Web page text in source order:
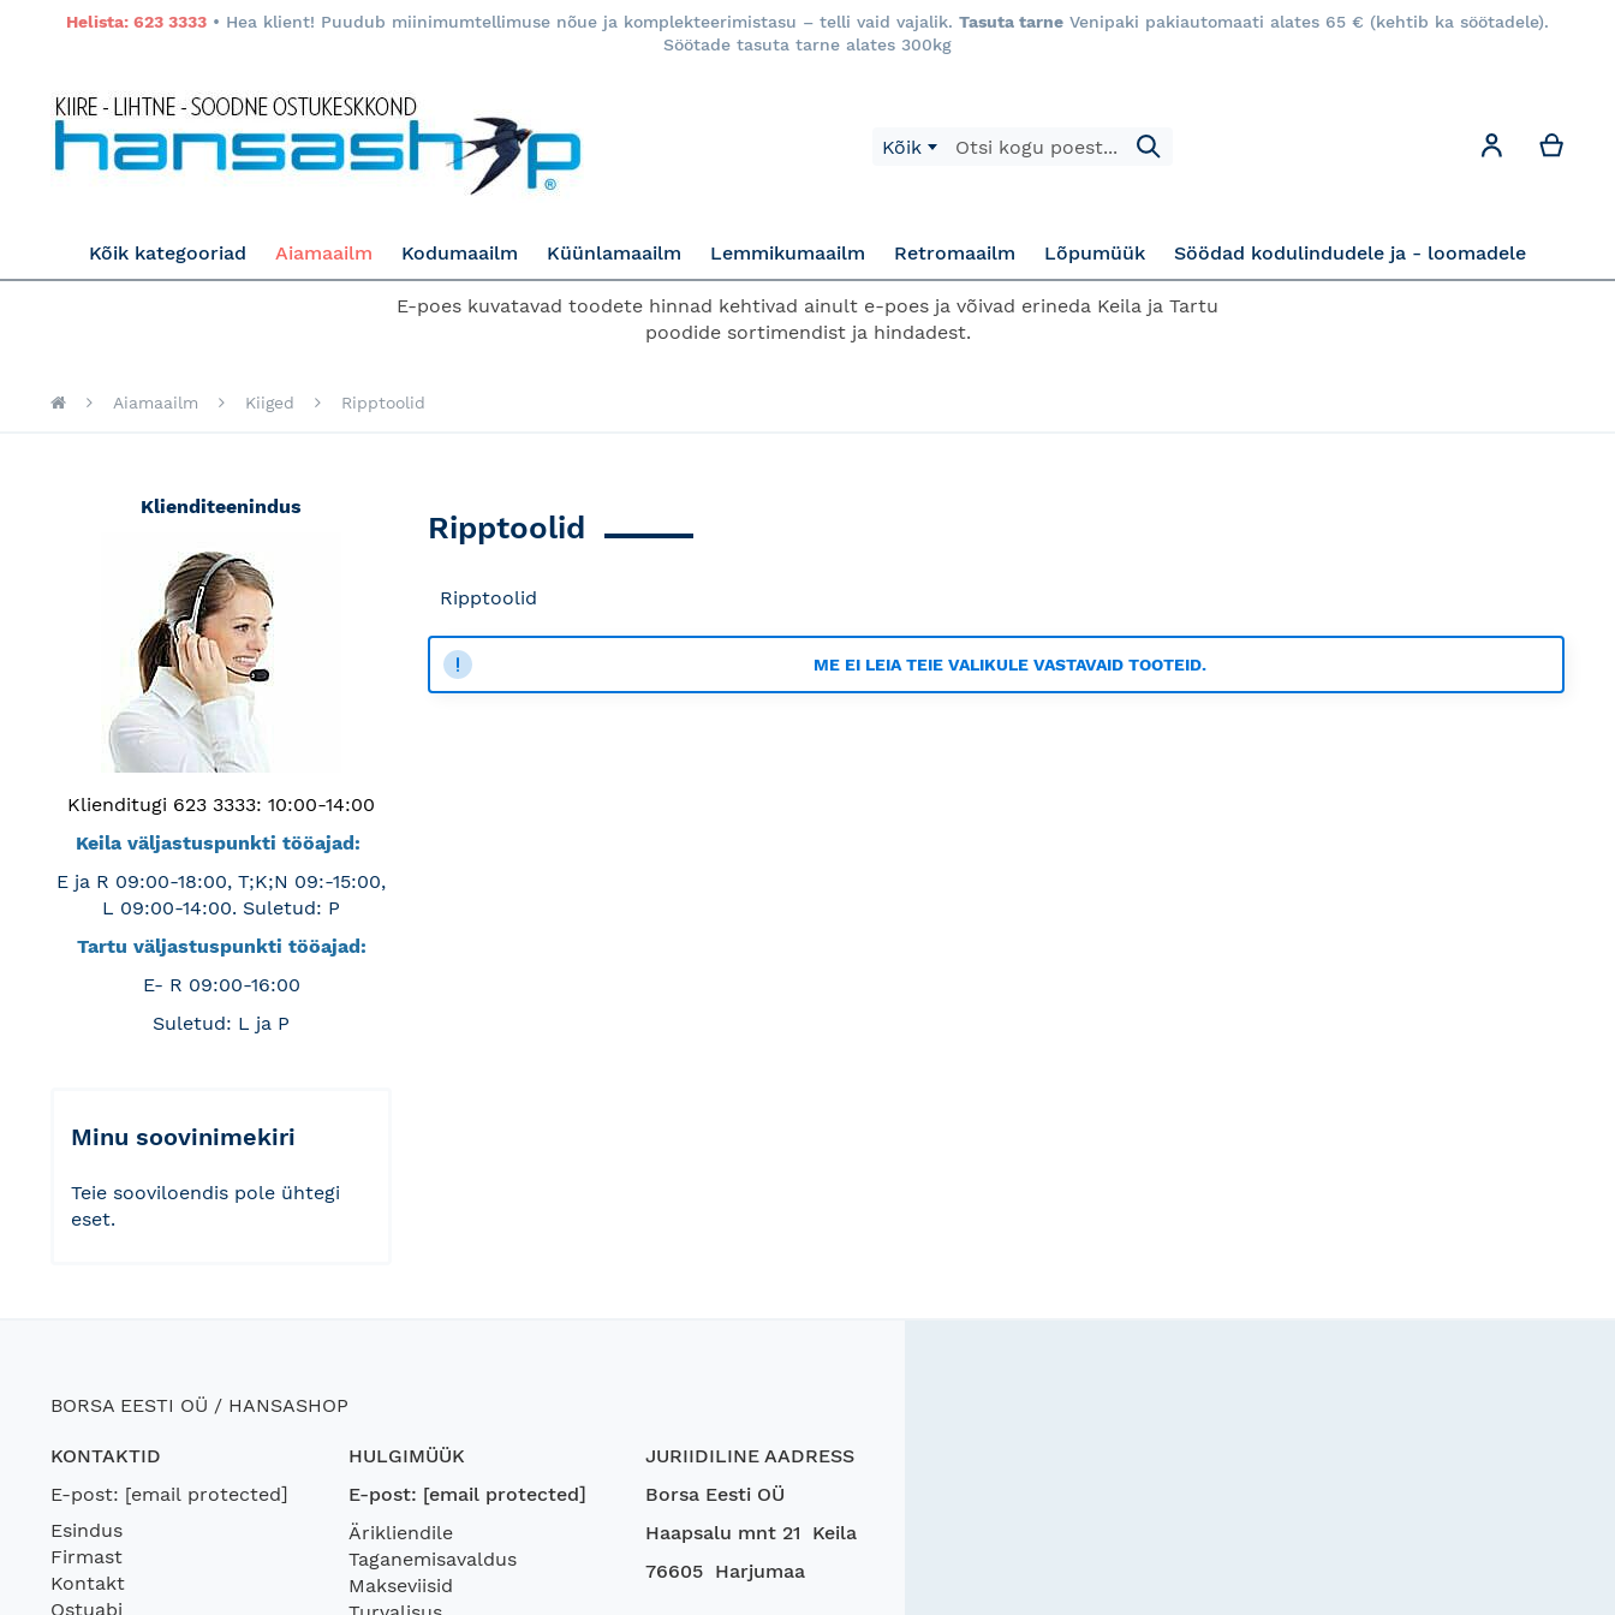
Helista: 623 3333 • Hea klient! Puudub miinimumtellimuse nõue ja komplekteerimistasu – telli vaid vajalik. Tasuta tarne Venipaki pakiautomaati alates 65 € (kehtib ka söötadele).
Söötade tasuta tarne alates 300kg
Kõik
Otsi
Otsi
Minu konto
Kõik kategooriad Aiamaailm Kodumaailm Küünlamaailm Lemmikumaailm Retromaailm Lõpumüük Söödad kodulindudele ja - loomadele
E-poes kuvatavad toodete hinnad kehtivad ainult e-poes ja võivad erineda Keila ja Tartu
poodide sortimendist ja hindadest.
Aiamaailm Kiiged Ripptoolid
Ripptoolid
Ripptoolid
ME EI LEIA TEIE VALIKULE VASTAVAID TOOTEID.
Klienditeenindus
Klienditugi 623 3333: 10:00-14:00
Keila väljastuspunkti tööajad:
E ja R 09:00-18:00, T;K;N 09:-15:00,
L 09:00-14:00. Suletud: P
Tartu väljastuspunkti tööajad:
E- R 09:00-16:00
Suletud: L ja P
Minu soovinimekiri
Teie sooviloendis pole ühtegi
eset.
BORSA EESTI OÜ / HANSASHOP
KONTAKTID
E-post: [email protected]
Esindus
Firmast
Kontakt
Ostuabi
HULGIMÜÜK
E-post: [email protected]
Ärikliendile
Taganemisavaldus
Makseviisid
JURIIDILINE AADRESS
Borsa Eesti OÜ
Haapsalu mnt 21 Keila
76605 Harjumaa